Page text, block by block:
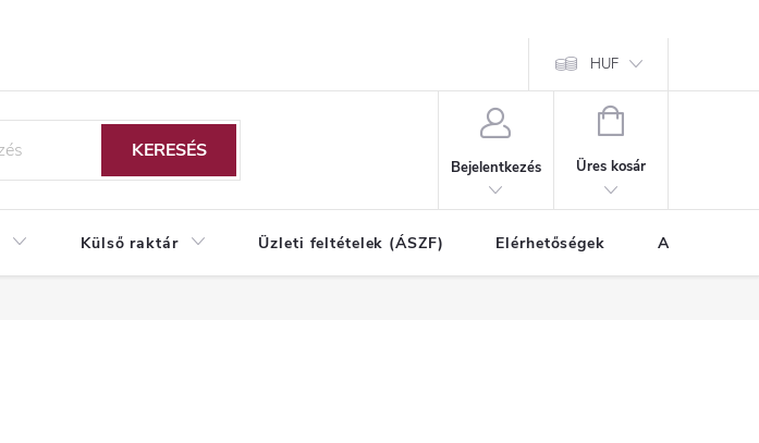
HUF
KERESÉS
Bejelentkezés
KOSÁR
Üres kosár
Külső raktár Üzleti feltételek (ÁSZF) Elérhetőségek A vásárlás